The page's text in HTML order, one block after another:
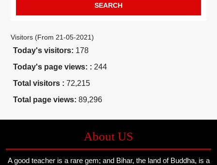
Visitors (From 21-05-2021)
Today's visitors: 178
Today's page views: : 244
Total visitors : 72,215
Total page views: 89,296
About US
A good teacher is a rare gem; and Bihar, the land of Buddha, is a